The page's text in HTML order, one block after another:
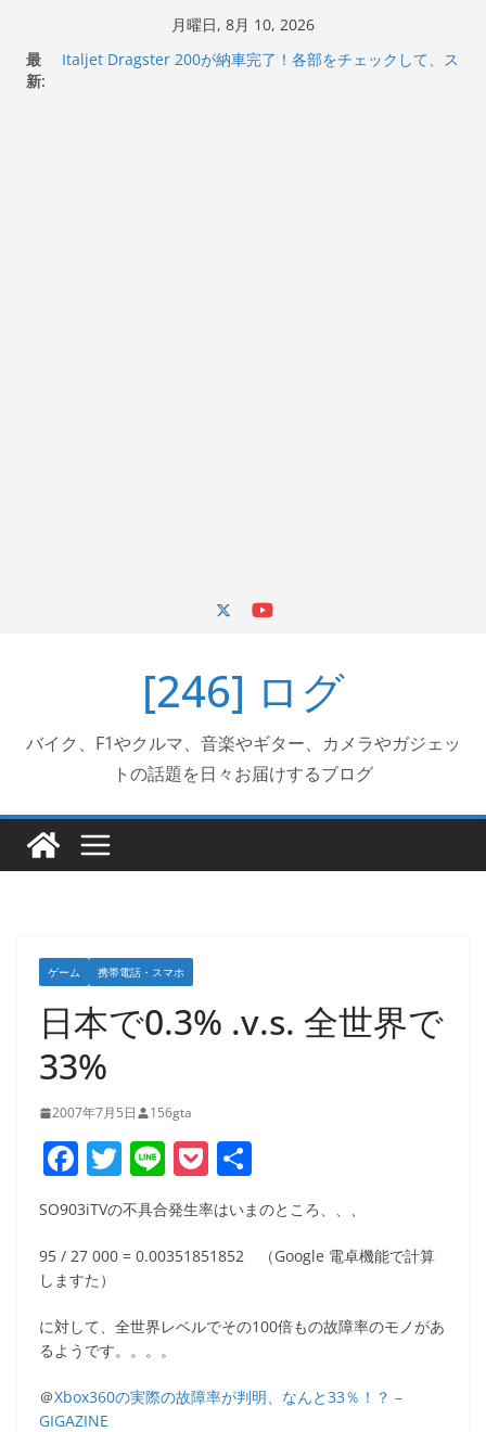
月曜日, 8月 10, 2026
最
新:
Italjet Dragster 200が納車完了！各部をチェックして、ス
[246] ログ
バイク、F1やクルマ、音楽やギター、カメラやガジェッ
トの話題を日々お届けするブログ
ゲーム 携帯電話・スマホ
日本で0.3% .v.s. 全世界で
33%
2007年7月5日 156gta
F
a
c
e
b
o
o
k
T
w
itt
er
Li
n
e
P
o
ck
et
有
SO903iTVの不具合発生率はいまのところ、、、
95 / 27 000 = 0.00351851852 （Google 電卓機能で計算
しますた）
に対して、全世界レベルでその100倍もの故障率のモノがあ
るようです。。。。
＠Xbox360の実際の故障率が判明、なんと33％！？ –
GIGAZINE